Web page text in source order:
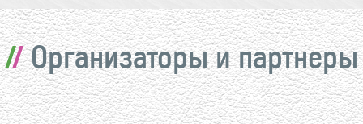
Организаторы и партнеры